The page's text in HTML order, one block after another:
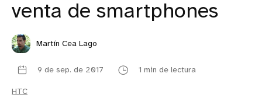
venta de smartphones
Martín Cea Lago
9 de sep. de 2017 1 min de lectura
HTC